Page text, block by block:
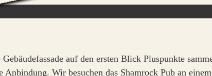
auf den ersten Blick Pluspunkte
Wir besuchen das Shamrock Pub an